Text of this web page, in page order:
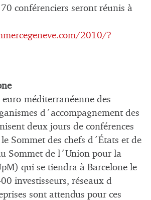
conférenciers seront réunis à
2010/?
méditerranéenne des
d´accompagnement des
deux jours de conférences
Sommet des chefs d´États et de
Sommet de l´Union pour la
qui se tiendra à Barcelone le
investisseurs, réseaux d
sont attendus pour ces